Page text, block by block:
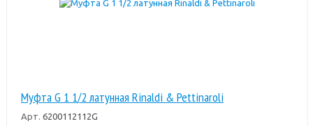
Муфта G 1 1/2 латунная Rinaldi & Pettinaroli
Арт. 6200112112G